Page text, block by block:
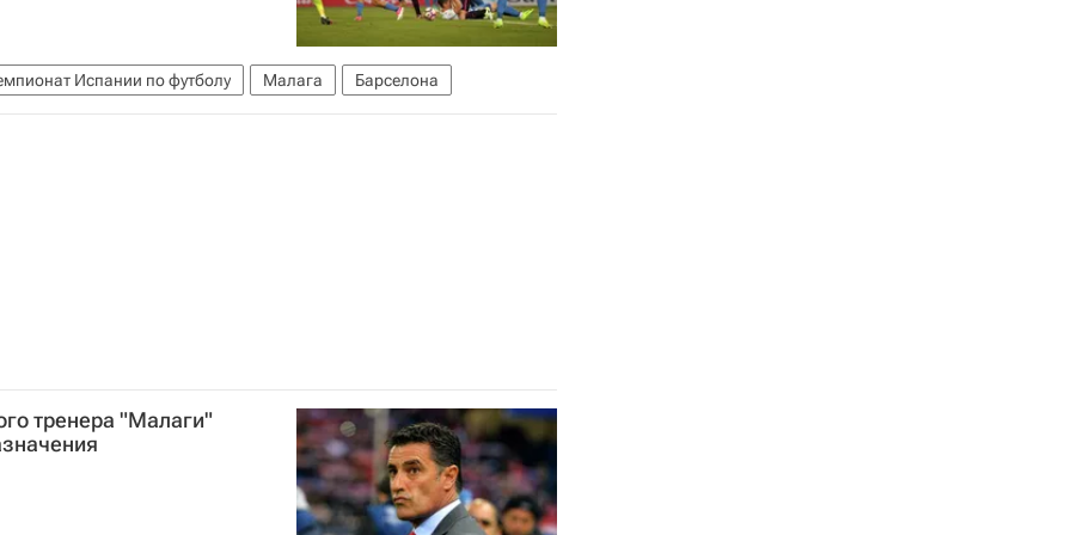
Испании по футболу Малага Барселона
тренера "Малаги"